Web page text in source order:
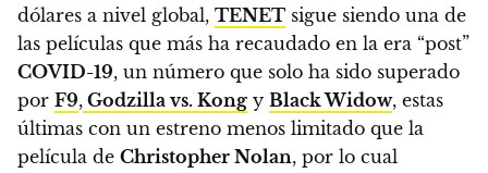
dólares a nivel global, TENET sigue siendo una de
las películas que más ha recaudado en la era “post”
COVID-19, un número que solo ha sido superado
por F9, Godzilla vs. Kong y Black Widow, estas
últimas con un estreno menos limitado que la
película de Christopher Nolan, por lo cual